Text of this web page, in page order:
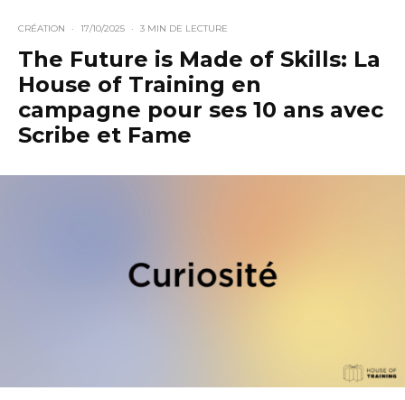
CRÉATION · 17/10/2025 · 3 MIN DE LECTURE
The Future is Made of Skills: La
House of Training en
campagne pour ses 10 ans avec
Scribe et Fame